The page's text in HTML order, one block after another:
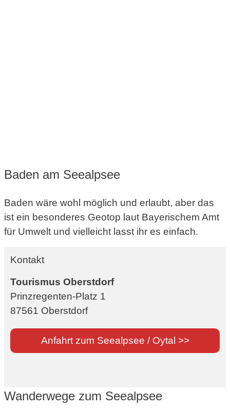
Baden am Seealpsee
Baden wäre wohl möglich und erlaubt, aber das
ist ein besonderes Geotop laut Bayerischem Amt
für Umwelt und vielleicht lasst ihr es einfach.
Kontakt
Tourismus Oberstdorf
Prinzregenten-Platz 1
87561 Oberstdorf
Anfahrt zum Seealpsee / Oytal >>
Wanderwege zum Seealpsee